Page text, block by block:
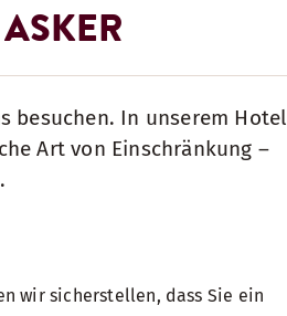
besuchen. In unserem Hotel
Art von Einschränkung –
wir sicherstellen, dass Sie ein